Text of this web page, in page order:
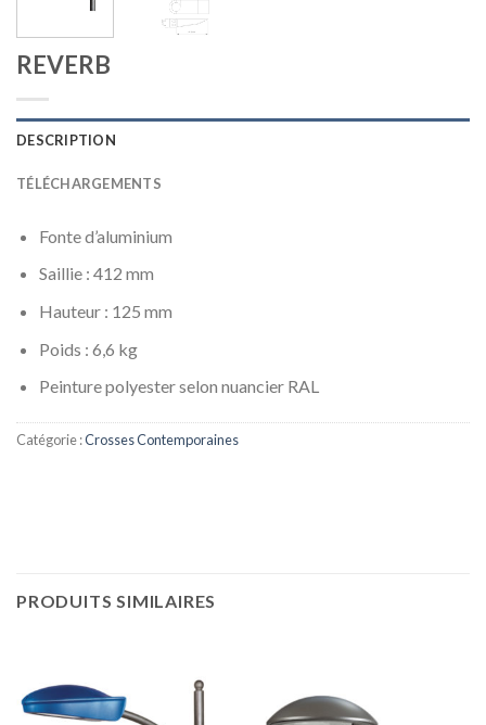
REVERB
DESCRIPTION
TÉLÉCHARGEMENTS
Fonte d’aluminium
Saillie : 412 mm
Hauteur : 125 mm
Poids : 6,6 kg
Peinture polyester selon nuancier RAL
Catégorie :Crosses Contemporaines
PRODUITS SIMILAIRES